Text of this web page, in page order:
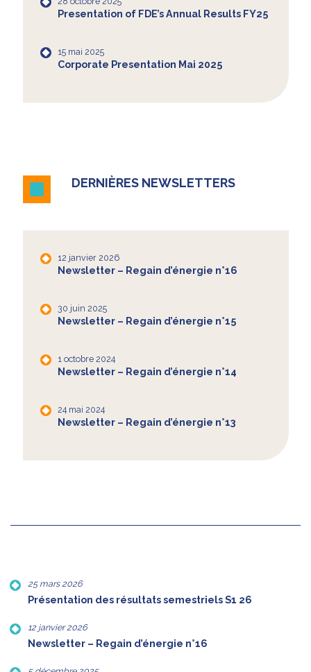
Presentation of FDE’s Annual Results FY25
15 mai 2025
Corporate Presentation Mai 2025
DERNIÈRES NEWSLETTERS
12 janvier 2026
Newsletter – Regain d’énergie n°16
30 juin 2025
Newsletter – Regain d’énergie n°15
1 octobre 2024
Newsletter – Regain d’énergie n°14
24 mai 2024
Newsletter – Regain d’énergie n°13
25 mars 2026
Présentation des résultats semestriels S1 26
12 janvier 2026
Newsletter – Regain d’énergie n°16